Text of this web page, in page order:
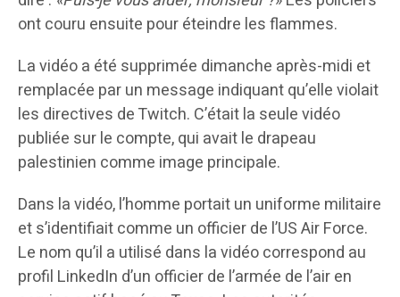
ont couru ensuite pour éteindre les flammes.
La vidéo a été supprimée dimanche après-midi et
remplacée par un message indiquant qu’elle violait
les directives de Twitch. C’était la seule vidéo
publiée sur le compte, qui avait le drapeau
palestinien comme image principale.
Dans la vidéo, l’homme portait un uniforme militaire
et s’identifiait comme un officier de l’US Air Force.
Le nom qu’il a utilisé dans la vidéo correspond au
profil LinkedIn d’un officier de l’armée de l’air en